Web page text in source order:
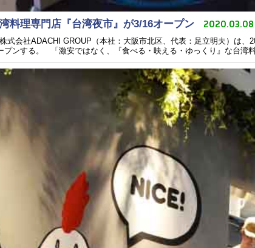
料理専門店『台湾夜市』が3/16オープン 2020.03.08
式会社ADACHI GROUP（本社：大阪市北区、代表：足立明夫）は、
プンする。 「激安ではなく、『食べる・映える・ゆっくり』な台湾